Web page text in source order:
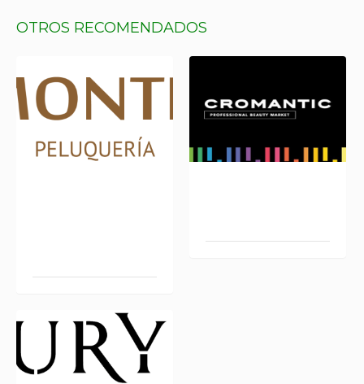
OTROS RECOMENDADOS